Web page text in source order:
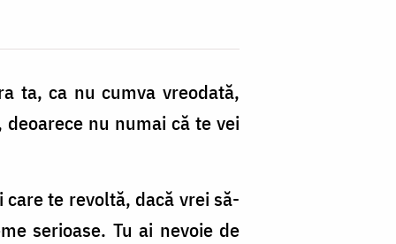
ta, ca nu cumva vreodată,
nu numai că te vei
te revoltă, dacă vrei să-
serioase. Tu ai nevoie de